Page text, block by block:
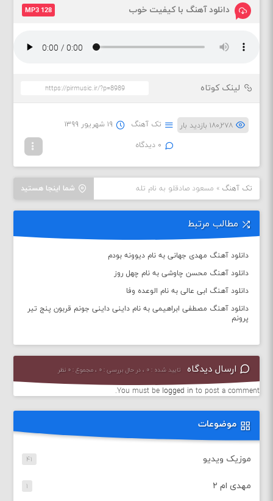
دانلود آهنگ با کیفیت خوب MP3 128
لینک کوتاه
۱۸۰,۲۷۸ بازدید بار تک آهنگ ۱۹ شهریور ۱۳۹۹
۰ دیدگاه
شما اینجا هستید تک آهنگ » مسعود صادقلو به نام تله
مطالب مرتبط
دانلود آهنگ مهدی جهانی به نام دیوونه بودم
دانلود آهنگ محسن چاوشی به نام چهل روز
دانلود آهنگ ابی عالی به نام الوعده وفا
دانلود آهنگ مصطفی ابراهیمی به نام داینی داینی جونم قربون پنج تیر
پرونم
ارسال دیدگاه تایید شده : ۰ ، در حال بررسی : ۰ ، مجموع : ۰ نظر
You must be logged in to post a comment.
موضوعات
موزیک ویدیو ۴۱
مهدی ام ۲ ۱